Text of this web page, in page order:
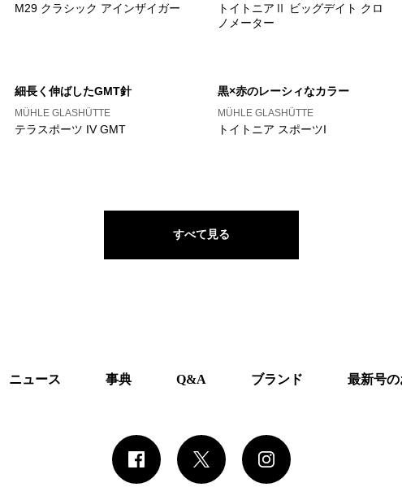
M29 クラシック アインザイガー
トイトニアⅡ ビッグデイト クロ
ノメーター
細長く伸ばしたGMT針
MÜHLE GLASHÜTTE
テラスポーツ IV GMT
黒×赤のレーシィなカラー
MÜHLE GLASHÜTTE
トイトニア スポーツI
すべて見る
ニュース 事典 Q&A ブランド 最新号